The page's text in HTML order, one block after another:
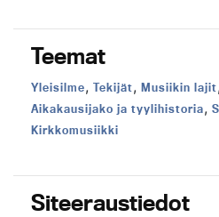
Teemat
Teema:
Yleisilme, Teema:
Tekijät, Teema:
Musiikin lajit,
Teema:
Aikakausijako ja tyylihistoria,
Teema:
Kirkkomusiikki
Siteeraustiedot